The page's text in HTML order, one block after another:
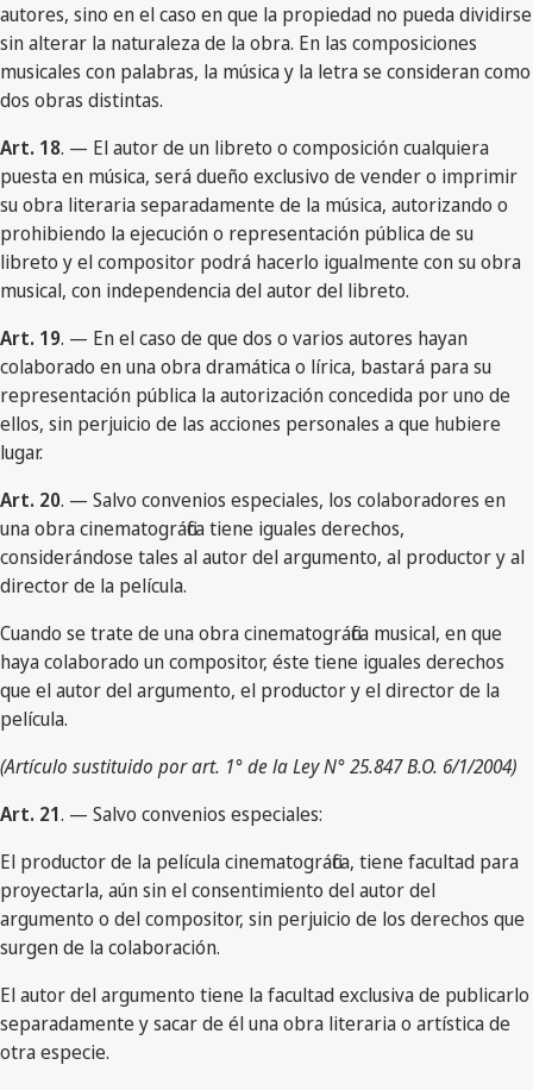
autores, sino en el caso en que la propiedad no pueda dividirse
sin alterar la naturaleza de la obra. En las composiciones
musicales con palabras, la música y la letra se consideran como
dos obras distintas.
Art. 18. — El autor de un libreto o composición cualquiera
puesta en música, será dueño exclusivo de vender o imprimir
su obra literaria separadamente de la música, autorizando o
prohibiendo la ejecución o representación pública de su
libreto y el compositor podrá hacerlo igualmente con su obra
musical, con independencia del autor del libreto.
Art. 19. — En el caso de que dos o varios autores hayan
colaborado en una obra dramática o lírica, bastará para su
representación pública la autorización concedida por uno de
ellos, sin perjuicio de las acciones personales a que hubiere
lugar.
Art. 20. — Salvo convenios especiales, los colaboradores en
una obra cinematográfica tiene iguales derechos,
considerándose tales al autor del argumento, al productor y al
director de la película.
Cuando se trate de una obra cinematográfica musical, en que
haya colaborado un compositor, éste tiene iguales derechos
que el autor del argumento, el productor y el director de la
película.
(Artículo sustituido por art. 1° de la Ley N° 25.847 B.O. 6/1/2004)
Art. 21. — Salvo convenios especiales:
El productor de la película cinematográfica, tiene facultad para
proyectarla, aún sin el consentimiento del autor del
argumento o del compositor, sin perjuicio de los derechos que
surgen de la colaboración.
El autor del argumento tiene la facultad exclusiva de publicarlo
separadamente y sacar de él una obra literaria o artística de
otra especie.